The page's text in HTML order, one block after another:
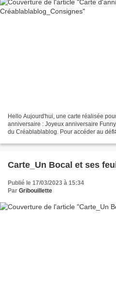
Hello Aujourd'hui, une carte réalisée
anniversaire : Joyeux anniversaire
du Créablablablog. Pour accéder au
Carte_Un Bocal et ses
Publié le 17/03/2023 à 15:34
Par Gribouillette